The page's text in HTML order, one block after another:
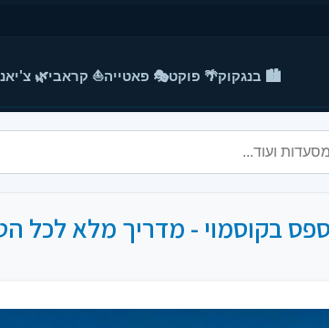
🏙️ בנגקוק🌴 פוקט🎭 פאטייה⛵ קראבי🌿
בקוסמוי - מדריך מלא לכל